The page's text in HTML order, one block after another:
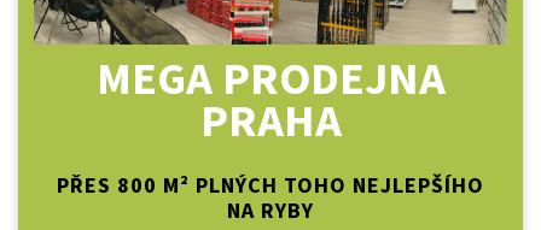
MEGA PRODEJNA
PRAHA
PŘES 800 M² PLNÝCH TOHO NEJLEPŠÍHO
NA RYBY